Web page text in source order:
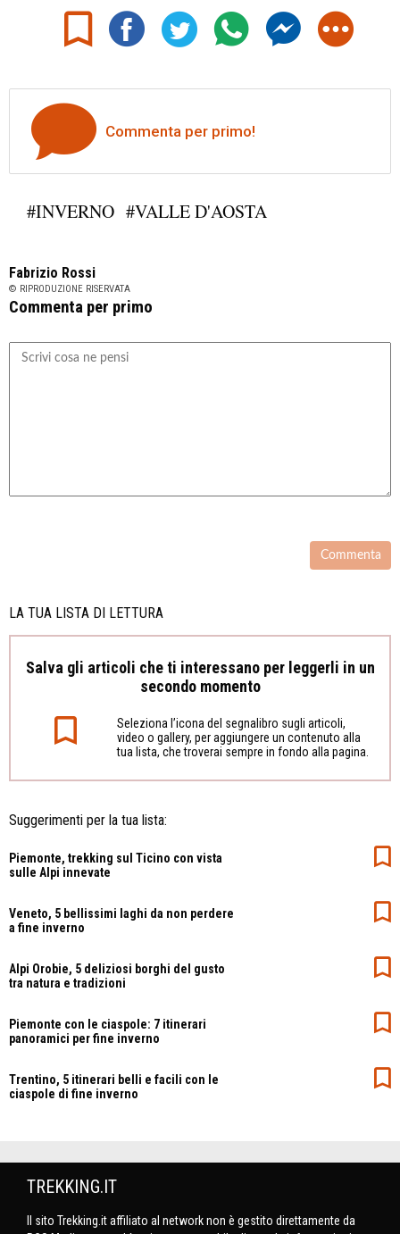
Commenta per primo!
#INVERNO #VALLE D'AOSTA
Fabrizio Rossi
© RIPRODUZIONE RISERVATA
Commenta per primo
LA TUA LISTA DI LETTURA
Salva gli articoli che ti interessano per leggerli in un
secondo momento
Seleziona l’icona del segnalibro sugli articoli,
video o gallery, per aggiungere un contenuto alla
tua lista, che troverai sempre in fondo alla pagina.
Suggerimenti per la tua lista:
Piemonte, trekking sul Ticino con vista
sulle Alpi innevate
Veneto, 5 bellissimi laghi da non perdere
a fine inverno
Alpi Orobie, 5 deliziosi borghi del gusto
tra natura e tradizioni
Piemonte con le ciaspole: 7 itinerari
panoramici per fine inverno
Trentino, 5 itinerari belli e facili con le
ciaspole di fine inverno
TREKKING.IT
Il sito Trekking.it affiliato al network non è gestito direttamente da